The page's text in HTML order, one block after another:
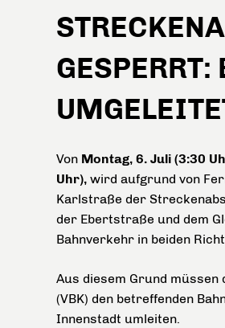
Von Montag, 6. Juli (3:30
Uhr), wird aufgrund von
Karlstraße der
der Ebertstraße und dem
Bahnverkehr in beiden
Aus diesem Grund
(VBK) den betreffenden
Innenstadt umleiten.